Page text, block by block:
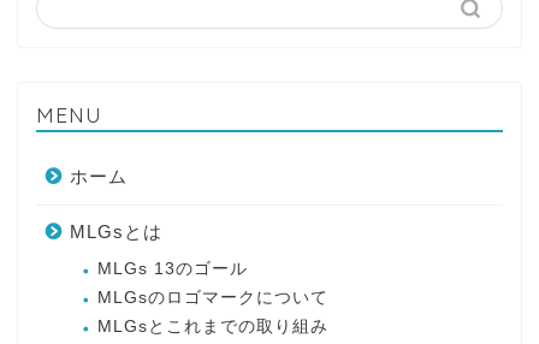
MENU
ホーム
MLGsとは
MLGs 13のゴール
MLGsのロゴマークについて
MLGsとこれまでの取り組み